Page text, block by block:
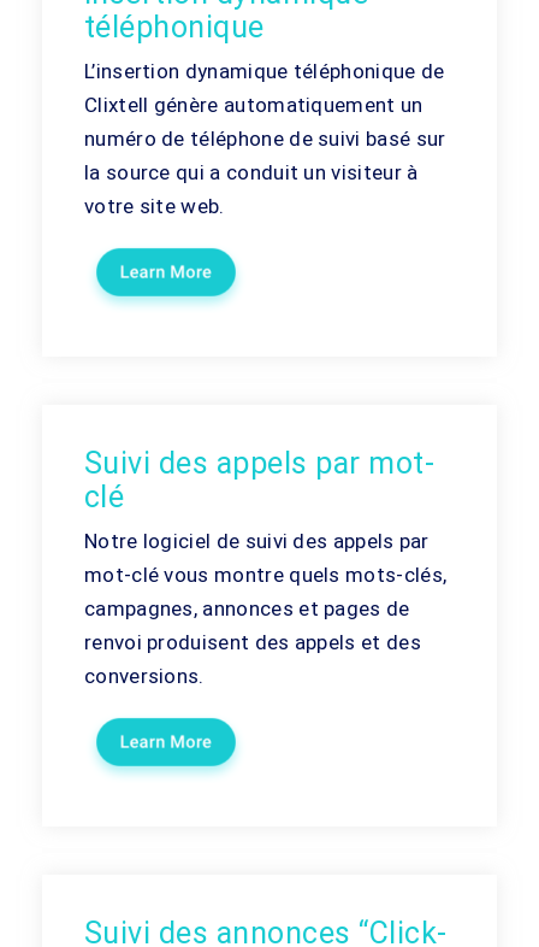
téléphonique
L’insertion dynamique téléphonique de
Clixtell génère automatiquement un
numéro de téléphone de suivi basé sur
la source qui a conduit un visiteur à
votre site web.
Suivi des appels par mot-
clé
Notre logiciel de suivi des appels par
mot-clé vous montre quels mots-clés,
campagnes, annonces et pages de
renvoi produisent des appels et des
conversions.
Suivi des annonces “Click-